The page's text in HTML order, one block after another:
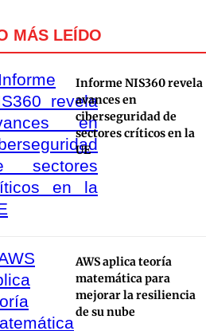
MÁS LEÍDO
Informe NIS360 revela
avances en
ciberseguridad de
sectores críticos en la
UE
AWS aplica teoría
matemática para
mejorar la resiliencia
de su nube